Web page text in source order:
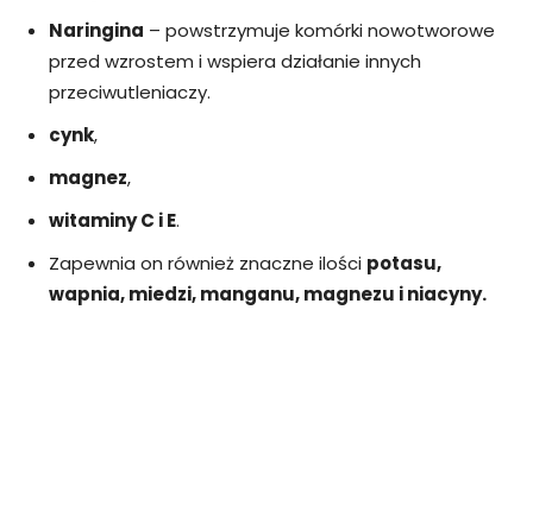
Naringina – powstrzymuje komórki nowotworowe
przed wzrostem i wspiera działanie innych
przeciwutleniaczy.
cynk,
magnez,
witaminy C i E.
Zapewnia on również znaczne ilości potasu,
wapnia, miedzi, manganu, magnezu i niacyny.